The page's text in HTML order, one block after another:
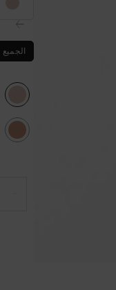
الجميع
10 CELESTIAL SPARK, 9 of 12